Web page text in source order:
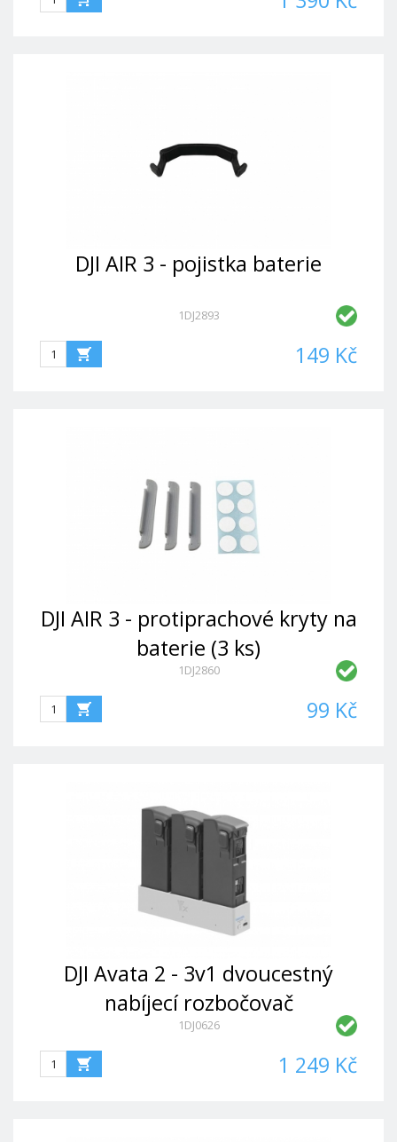
DJI AIR 3 - pojistka baterie
1DJ2893
149 Kč
DJI AIR 3 - protiprachové kryty na
baterie (3 ks)
1DJ2860
99 Kč
DJI Avata 2 - 3v1 dvoucestný
nabíjecí rozbočovač
1DJ0626
1 249 Kč